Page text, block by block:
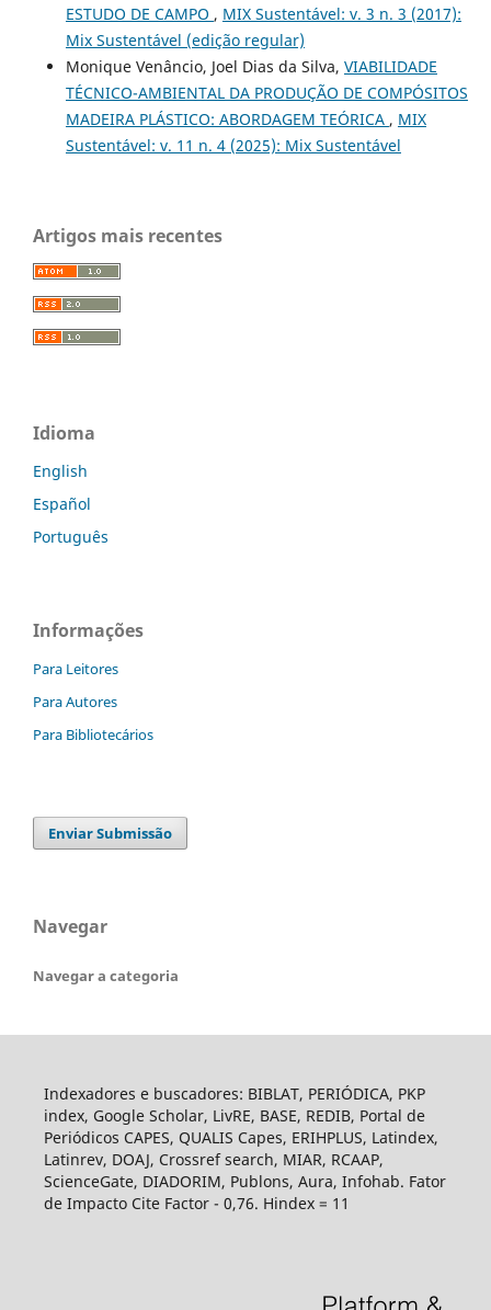
ESTUDO DE CAMPO , MIX Sustentável: v. 3 n. 3 (2017):
Mix Sustentável (edição regular)
Monique Venâncio, Joel Dias da Silva, VIABILIDADE
TÉCNICO-AMBIENTAL DA PRODUÇÃO DE COMPÓSITOS
MADEIRA PLÁSTICO: ABORDAGEM TEÓRICA , MIX
Sustentável: v. 11 n. 4 (2025): Mix Sustentável
Artigos mais recentes
Idioma
English
Español
Português
Informações
Para Leitores
Para Autores
Para Bibliotecários
Enviar Submissão
Navegar
Navegar a categoria
Indexadores e buscadores: BIBLAT, PERIÓDICA, PKP
index, Google Scholar, LivRE, BASE, REDIB, Portal de
Periódicos CAPES, QUALIS Capes, ERIHPLUS, Latindex,
Latinrev, DOAJ, Crossref search, MIAR, RCAAP,
ScienceGate, DIADORIM, Publons, Aura, Infohab. Fator
de Impacto Cite Factor - 0,76. Hindex = 11